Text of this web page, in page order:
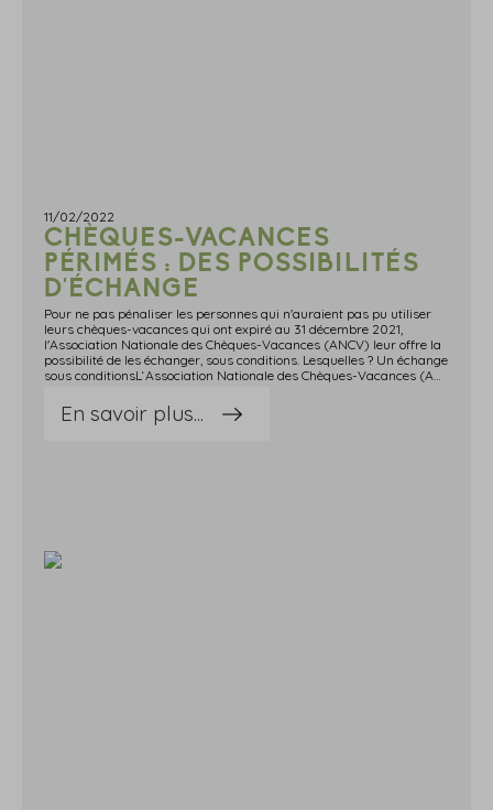
11/02/2022
CHÈQUES-VACANCES
PÉRIMÉS : DES POSSIBILITÉS
D'ÉCHANGE
Pour ne pas pénaliser les personnes qui n'auraient pas pu utiliser
leurs chèques-vacances qui ont expiré au 31 décembre 2021,
l'Association Nationale des Chèques-Vacances (ANCV) leur offre la
possibilité de les échanger, sous conditions. Lesquelles ? Un échange
sous conditionsL‘Association Nationale des Chèques-Vacances (ANCV) propose d'échanger les chèques-vacances non utilisés d'un montant égal ou supérieur à 30 €, émis en 2019 et qui ont expiré au 31 décembre 2021.Notez que les chèques visés sont :les Chèques-Vacances Classic ou papier ;les E-Chèques-Vacances ;les Coupons Sport.Cette possibilité d'échange n'est offerte que jusqu'au 31 mars 2022. Notez qu'à l'issue de l'échange, les chèques remis seront valables jusqu'au 31 décembre 2023.Vous pouvez faire votre demande d'échange ici.Source : Actualité de service-public du 8 février 2022Chèques-vacances périmés : les vacances continuent ? © Copyright WebLex - 2022
En savoir plus...